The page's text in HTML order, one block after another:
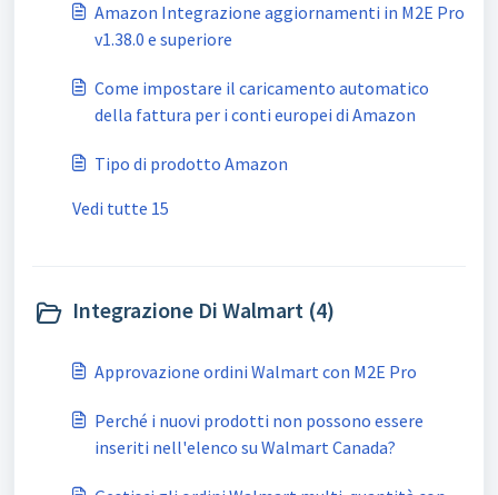
Amazon Integrazione aggiornamenti in M2E Pro
v1.38.0 e superiore
Come impostare il caricamento automatico
della fattura per i conti europei di Amazon
Tipo di prodotto Amazon
Vedi tutte 15
Integrazione Di Walmart (4)
Approvazione ordini Walmart con M2E Pro
Perché i nuovi prodotti non possono essere
inseriti nell'elenco su Walmart Canada?